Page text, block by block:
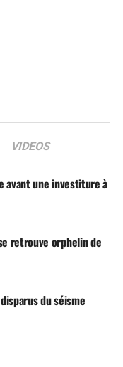
VIDEOS
avant une investiture à
retrouve orphelin de
du séisme